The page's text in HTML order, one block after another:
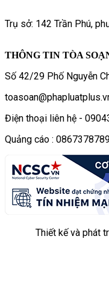
Trụ sở: 142 Trần Phú,
THÔNG TIN TÒA
Số 42/29 Phố Nguyễn
Điện thoại liên hệ -
Quảng cáo :
Thiết kế và phát